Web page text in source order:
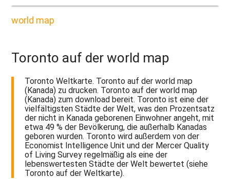
world map
Toronto auf der world map
Toronto Weltkarte. Toronto auf der world map
(Kanada) zu drucken. Toronto auf der world map
(Kanada) zum download bereit. Toronto ist eine der
vielfältigsten Städte der Welt, was den Prozentsatz
der nicht in Kanada geborenen Einwohner angeht, mit
etwa 49 % der Bevölkerung, die außerhalb Kanadas
geboren wurden. Toronto wird außerdem von der
Economist Intelligence Unit und der Mercer Quality
of Living Survey regelmäßig als eine der
lebenswertesten Städte der Welt bewertet (siehe
Toronto auf der Weltkarte).